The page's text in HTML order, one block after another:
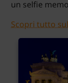
un selfie
Scopri tutto